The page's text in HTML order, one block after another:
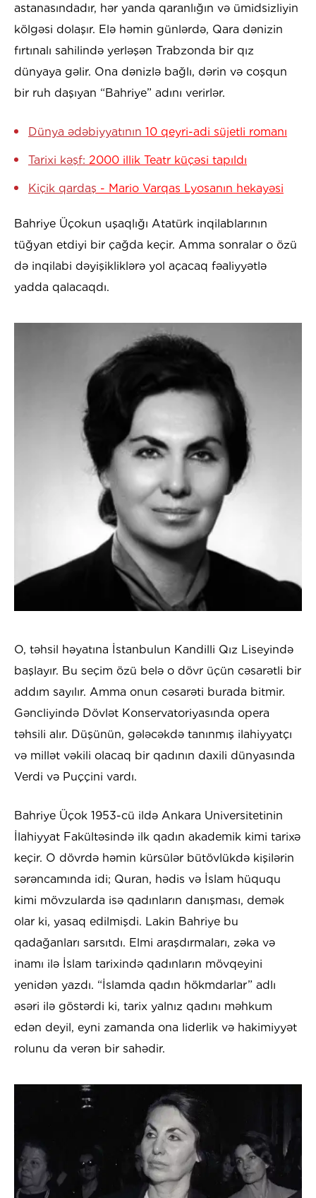
astanasındadır, hər yanda qaranlığın və ümidsizliyin
kölgəsi dolaşır. Elə həmin günlərdə, Qara dənizin
fırtınalı sahilində yerləşən Trabzonda bir qız
dünyaya gəlir. Ona dənizlə bağlı, dərin və coşqun
bir ruh daşıyan “Bahriye” adını verirlər.
Dünya ədəbiyyatının 10 qeyri-adi süjetli romanı
Tarixi kəşf: 2000 illik Teatr küçəsi tapıldı
Kiçik qardaş - Mario Varqas Lyosanın hekayəsi
Bahriye Üçokun uşaqlığı Atatürk inqilablarının
tüğyan etdiyi bir çağda keçir. Amma sonralar o özü
də inqilabi dəyişikliklərə yol açacaq fəaliyyətlə
yadda qalacaqdı.
O, təhsil həyatına İstanbulun Kandilli Qız Liseyində
başlayır. Bu seçim özü belə o dövr üçün cəsarətli bir
addım sayılır. Amma onun cəsarəti burada bitmir.
Gəncliyində Dövlət Konservatoriyasında opera
təhsili alır. Düşünün, gələcəkdə tanınmış ilahiyyatçı
və millət vəkili olacaq bir qadının daxili dünyasında
Verdi və Puççini vardı.
Bahriye Üçok 1953-cü ildə Ankara Universitetinin
İlahiyyat Fakültəsində ilk qadın akademik kimi tarixə
keçir. O dövrdə həmin kürsülər bütövlükdə kişilərin
sərəncamında idi; Quran, hədis və İslam hüququ
kimi mövzularda isə qadınların danışması, demək
olar ki, yasaq edilmişdi. Lakin Bahriye bu
qadağanları sarsıtdı. Elmi araşdırmaları, zəka və
inamı ilə İslam tarixində qadınların mövqeyini
yenidən yazdı. “İslamda qadın hökmdarlar” adlı
əsəri ilə göstərdi ki, tarix yalnız qadını məhkum
edən deyil, eyni zamanda ona liderlik və hakimiyyət
rolunu da verən bir sahədir.